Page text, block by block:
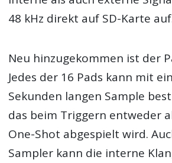
48 kHz direkt auf SD-Karte
Neu hinzugekommen ist der
Jedes der 16 Pads kann mit
Sekunden langen Sample
das beim Triggern entweder
One-Shot abgespielt wird.
Sampler kann die interne